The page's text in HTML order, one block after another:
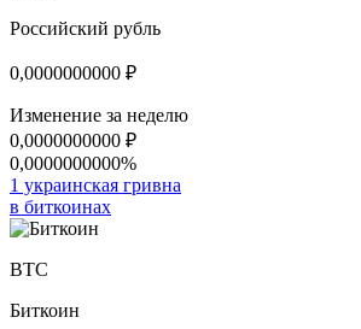
Российский рубль
0,0000000000 ₽
Изменение за неделю
0,0000000000 ₽
0,0000000000%
1 украинская гривна
в биткоинах
BTC
Биткоин